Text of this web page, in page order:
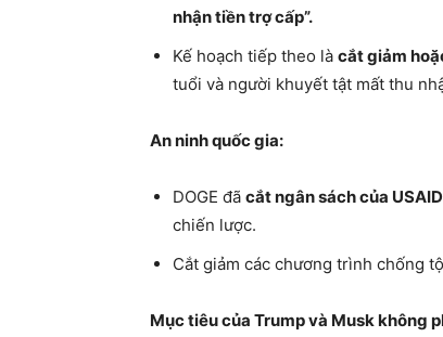
nhận tiền trợ cấp”.
Kế hoạch tiếp theo là cắt giảm
tuổi và người khuyết tật mất thu
An ninh quốc gia:
DOGE đã cắt ngân sách của USAID
chiến lược.
Cắt giảm các chương trình chống
Mục tiêu của Trump và Musk không